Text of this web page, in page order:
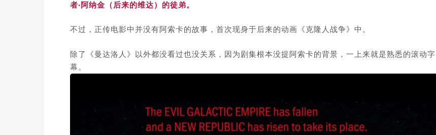
者·阿纳金（后来的维达）的徒弟。
不过，正传电影中并没有阿索卡的故事，首次现身于后来的动画《克隆人战争》中。
除了《曼达洛人》以外都没看过也没关系，因为剧集根本没提阿索卡的背景，一上来就是熟悉的滚动字
幕。